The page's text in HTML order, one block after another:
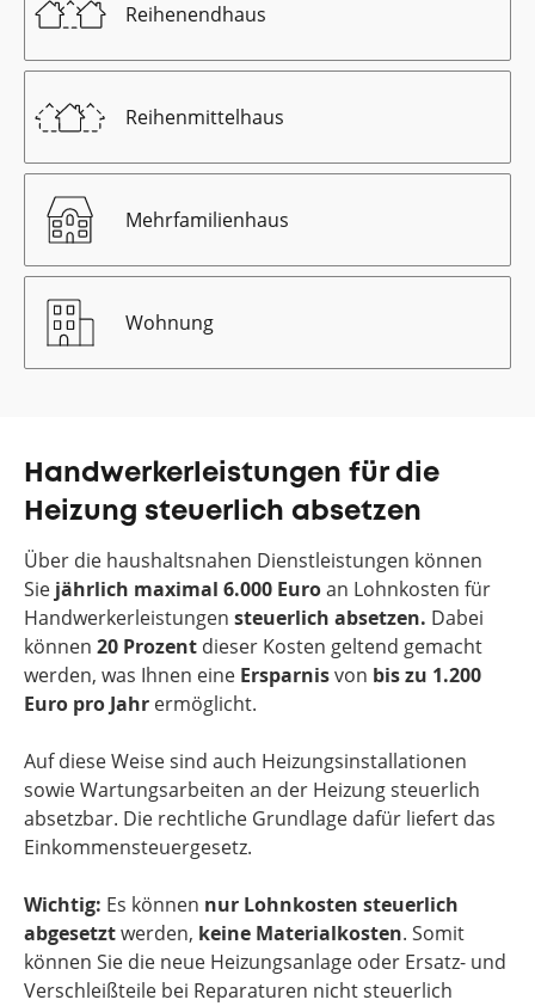
Reihenendhaus
Reihenmittelhaus
Mehrfamilienhaus
Wohnung
Handwerkerleistungen für die
Heizung steuerlich absetzen
Über die haushaltsnahen Dienstleistungen können
Sie jährlich maximal 6.000 Euroan Lohnkosten für
Handwerkerleistungen steuerlich absetzen. Dabei
können 20 Prozent dieser Kosten geltend gemacht
werden, was Ihnen eine Ersparnisvon bis zu 1.200
Euro pro Jahr ermöglicht.
Auf diese Weise sind auch Heizungsinstallationen
sowie Wartungsarbeiten an der Heizung steuerlich
absetzbar. Die rechtliche Grundlage dafür liefert das
Einkommensteuergesetz.
Wichtig: Es können nur Lohnkosten steuerlich
abgesetztwerden, keine Materialkosten. Somit
können Sie die neue Heizungsanlage oder Ersatz- und
Verschleißteile bei Reparaturen nicht steuerlich